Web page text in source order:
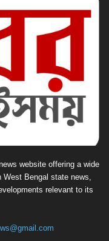
website offering a wide
West Bengal state news,
relevant to its